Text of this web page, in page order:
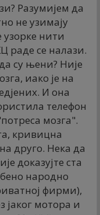
Разумијем да
не узимају
узорке нити
раде се налази.
су њени? Није
иако је на
И она
телефон
мозга".
кривицна
друго. Нека да
доказујте ста
народно
фирми),
јаког мотора и